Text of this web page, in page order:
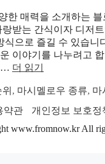
한 매력을 소개하는
받는 간식이자 디저
으로 즐길 수 있습니
이야기를 나누려고
… 더 읽기
, 마시멜로우 종류, 마
약관
개인정보 보호정
www.fromnow.kr All